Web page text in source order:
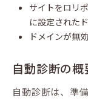
サイトをロリ
に設定されたド
ドメインが無
自動診断の概
自動診断は、準